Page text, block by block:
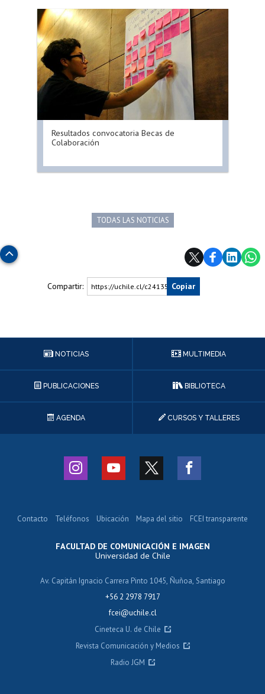
Resultados convocatoria Becas de
Colaboración
TODAS LAS NOTICIAS
Subir
Compartir: https://uchile.cl/c241357Copiar
NOTICIAS MULTIMEDIA
PUBLICACIONES BIBLIOTECA
AGENDA CURSOS Y TALLERES
FACULTAD DE COMUNICACIÓN E IMAGEN
Universidad de Chile
Av. Capitán Ignacio Carrera Pinto 1045, Ñuñoa, Santiago
+56 2 2978 7917
fcei@uchile.cl
Contacto Teléfonos Ubicación Mapa del sitio FCEI transparente
Cineteca U. de Chile
Revista Comunicación y Medios
Radio JGM